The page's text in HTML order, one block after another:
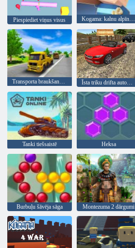
Piespiediet viņus visus Kogama: kalnu alpīnists
Transporta braukšanas simulators Īsta triku drifta automašīnas vadīšana 3d
Tanki tiešsaistē Heksa
Burbuļu šāvēja sāga Montezuma 2 dārgumi